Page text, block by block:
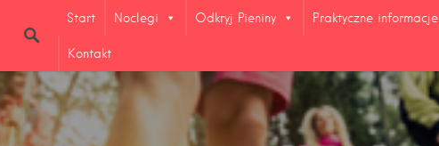
Start Noclegi Odkryj Pieniny Praktyczne informacje
Kontakt